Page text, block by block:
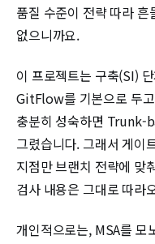
품질 수준이 전략 따라
없으니까요.
이 프로젝트는 구축(SI)
GitFlow를 기본으로 두
충분히 성숙하면 Trunk-
그렸습니다. 그래서 게이
지점만 브랜치 전략에 맞
검사 내용은 그대로 따라
개인적으로는, MSA를 모